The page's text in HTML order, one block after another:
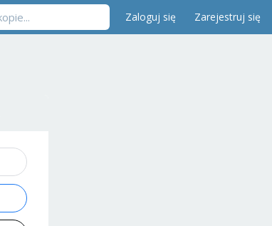
Zaloguj się Zarejestruj się